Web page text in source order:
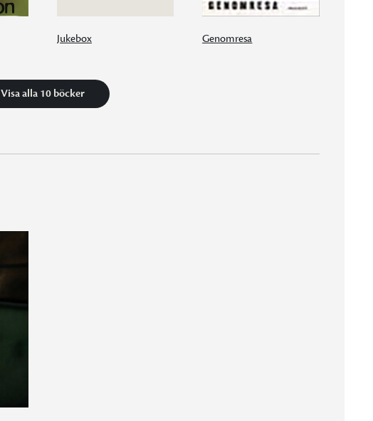
Jukebox Genomresa
Visa alla 10 böcker